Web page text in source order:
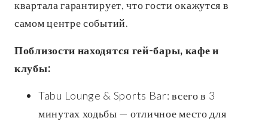
квартала гарантирует, что гости окажутся в
самом центре событий.
Поблизости находятся гей-бары, кафе и
клубы:
Tabu Lounge & Sports Bar: всего в 3
минутах ходьбы — отличное место для